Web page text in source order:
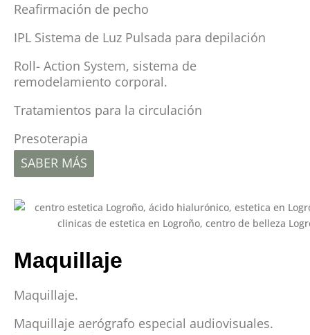
Reafirmación de pecho
IPL Sistema de Luz Pulsada para depilación
Roll- Action System, sistema de
remodelamiento corporal.
Tratamientos para la circulación
Presoterapia
SABER MÁS
Maquillaje
Maquillaje.
Maquillaje aerógrafo especial audiovisuales.